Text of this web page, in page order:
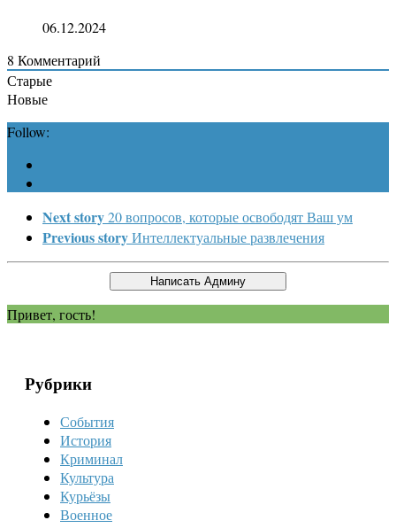
06.12.2024
8 Комментарий
Старые
Новые
Follow:
Next story20 вопросов, которые освободят Ваш ум
Previous storyИнтеллектуальные развлечения
Привет, гость!
Рубрики
События
История
Криминал
Культура
Курьёзы
Военное